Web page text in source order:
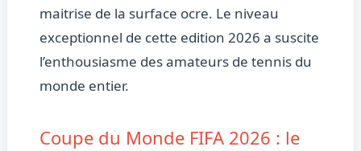
maitrise de la surface ocre. Le niveau
exceptionnel de cette edition 2026 a suscite
l’enthousiasme des amateurs de tennis du
monde entier.
Coupe du Monde FIFA 2026 : le